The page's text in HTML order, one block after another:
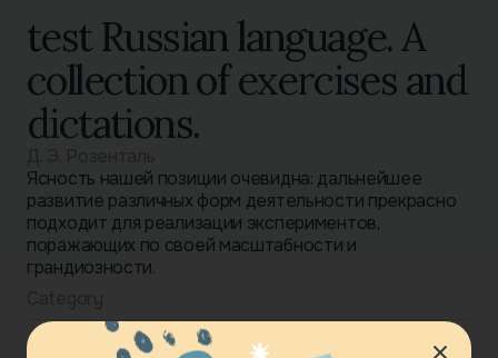
test Russian language. A
collection of exercises and
dictations.
Ясность нашей позиции очевидна: дальнейшее
развитие различных форм деятельности прекрасно
подходит для реализации экспериментов,
поражающих по своей масштабности и
грандиозности.
Age
3-5 age